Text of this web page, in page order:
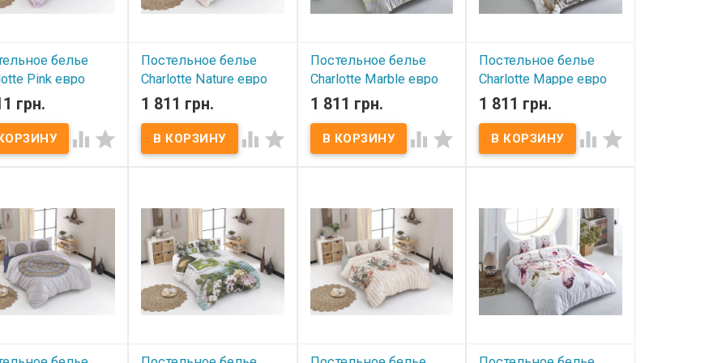
белье
Pink евро
белье Charlotte
Пододеяльник:
см Простынь:
фирменная
Производитель:
(Турция).
грн.
 
Постельное белье
Charlotte Nature евро
В наличии
Постельное белье Charlotte
Nature евро Пододеяльник:
200x220 см Простынь:
Упаковка: фирменная
коробка Производитель:
Charlotte (Турция).
1 811 грн.
 
Постельное белье
Charlotte Marble евро
В наличии
Постельное белье Charlotte
Marble евро Пододеяльник:
200x220 см Простынь:
Упаковка: фирменная
коробка Производитель:
Charlotte (Турция).
1 811 грн.
 
Постельное белье
Charlotte Mappe евро
В наличии
Постельное белье Charlotte
Mappe евро Пододеяльник:
200x220 см Простынь:
Упаковка: фирменная
коробка Производитель:
Charlotte (Турция).
1 811 грн.
 